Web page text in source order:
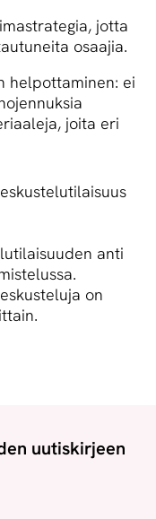
jotta
osaajia.
helpottaminen: ei
joita eri
anti
on
uutiskirjeen